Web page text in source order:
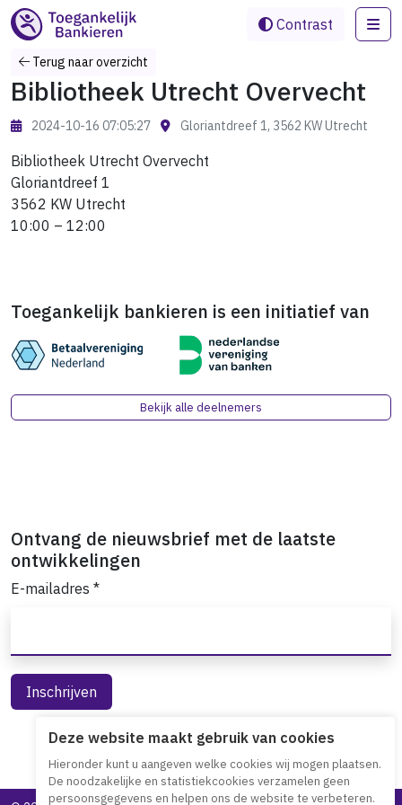
Contrast
Terug naar overzicht
Bibliotheek Utrecht Overvecht
2024-10-16 07:05:27 Gloriantdreef 1, 3562 KW Utrecht
Bibliotheek Utrecht Overvecht
Gloriantdreef 1
3562 KW Utrecht
10:00 – 12:00
Toegankelijk bankieren is een initiatief van
Bekijk alle deelnemers
Ontvang de nieuwsbrief met de laatste
ontwikkelingen
E-mailadres *
Deze website maakt gebruik van cookies
Hieronder kunt u aangeven welke cookies wij mogen plaatsen.
De noodzakelijke en statistiekcookies verzamelen geen
persoonsgegevens en helpen ons de website te verbeteren.